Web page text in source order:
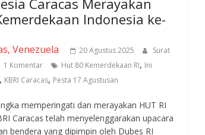
Indonesia ke-
Venezuela 20 Agustus 2025
Surat
1 Komentar Hut 80 Kemerdekaan RI, Ini
, KBRI Caracas, Pesta 17 Agustusan
memperingati dan merayakan HUT RI
Caracas telah menyelenggarakan upacara
bendera yang dipimpin oleh Dubes RI